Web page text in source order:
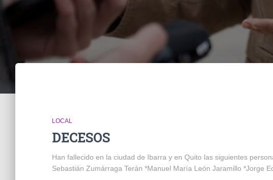
LOCAL
DECESOS
Han fallecido en la ciudad de Ibarra y en Quito las siguientes
Sebastián Zumárraga Terán *Manuel María León Jaramillo *Jorge